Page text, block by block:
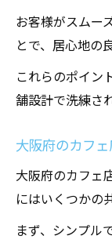
お客様がスムー
とで、居心地の
これらのポイン
舗設計で洗練さ
大阪府のカフ
大阪府のカフェ
にはいくつかの
まず、シンプル